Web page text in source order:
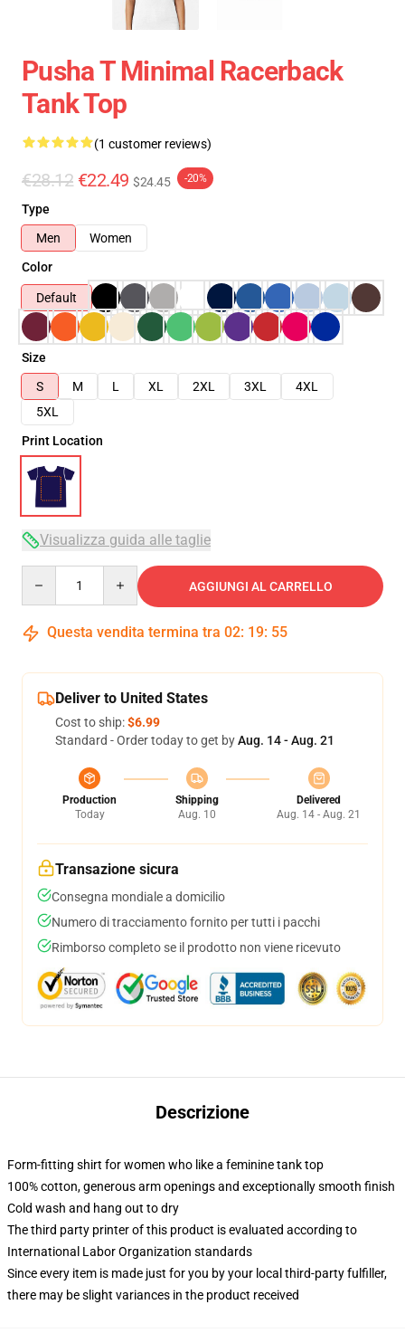
Pusha T Minimal Racerback
Tank Top
(1 customer reviews)
€28.12 €22.49 $24.45 -20%
Type
Men
Women
Color
Default
Size
S
M L XL 2XL 3XL
4XL
5XL
Print Location
Visualizza guida alle taglie
AGGIUNGI AL CARRELLO
Questa vendita termina tra 02: 19: 54
Deliver to United States
Cost to ship:$6.99
Standard - Order today to get byAug. 14 - Aug. 21
Production
Today
Shipping
Aug. 10
Delivered
Aug. 14 - Aug. 21
Transazione sicura
Consegna mondiale a domicilio
Numero di tracciamento fornito per tutti i pacchi
Rimborso completo se il prodotto non viene ricevuto
Descrizione
Form-fitting shirt for women who like a feminine tank top
100% cotton, generous arm openings and exceptionally smooth finish
Cold wash and hang out to dry
The third party printer of this product is evaluated according to
International Labor Organization standards
Since every item is made just for you by your local third-party fulfiller,
there may be slight variances in the product received